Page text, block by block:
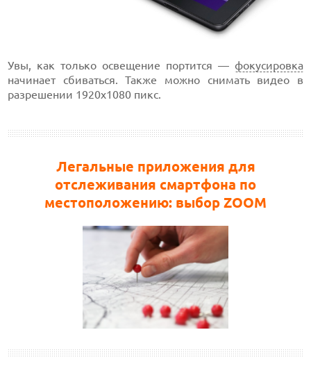
Увы, как только освещение портится — фокусировка
начинает сбиваться. Также можно снимать видео в
разрешении 1920х1080 пикс.
Легальные приложения для
отслеживания смартфона по
местоположению: выбор ZOOM